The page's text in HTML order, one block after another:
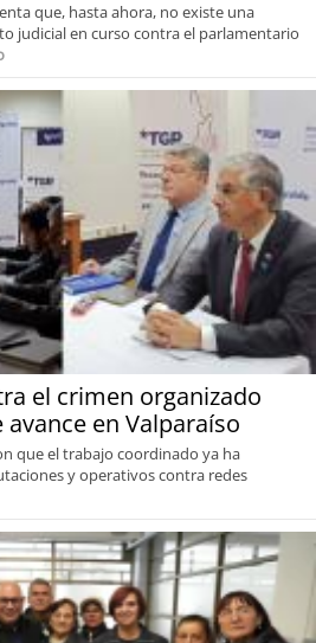
que, hasta ahora, no existe una
judicial en curso contra el parlamentario
el crimen organizado
avance en Valparaíso
que el trabajo coordinado ya ha
y operativos contra redes